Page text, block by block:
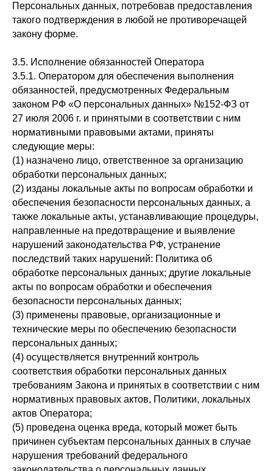
Персональных данных, потребовав предоставления
такого подтверждения в любой не противоречащей
закону форме.
3.5. Исполнение обязанностей Оператора
3.5.1. Оператором для обеспечения выполнения
обязанностей, предусмотренных Федеральным
законом РФ «О персональных данных» №152-ФЗ от
27 июля 2006 г. и принятыми в соответствии с ним
нормативными правовыми актами, приняты
следующие меры:
(1) назначено лицо, ответственное за организацию
обработки персональных данных;
(2) изданы локальные акты по вопросам обработки и
обеспечения безопасности персональных данных, а
также локальные акты, устанавливающие процедуры,
направленные на предотвращение и выявление
нарушений законодательства РФ, устранение
последствий таких нарушений: Политика об
обработке персональных данных; другие локальные
акты по вопросам обработки и обеспечения
безопасности персональных данных;
(3) применены правовые, организационные и
технические меры по обеспечению безопасности
персональных данных;
(4) осуществляется внутренний контроль
соответствия обработки персональных данных
требованиям Закона и принятых в соответствии с ним
нормативных правовых актов, Политики, локальных
актов Оператора;
(5) проведена оценка вреда, который может быть
причинен субъектам персональных данных в случае
нарушения требований федерального